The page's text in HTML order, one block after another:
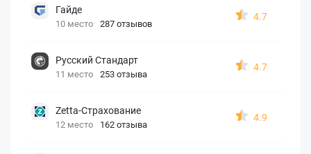
Гайде
10 место 287 отзывов
4.7
Русский Стандарт
11 место 253 отзыва
4.7
Zetta-Страхование
12 место 162 отзыва
4.9